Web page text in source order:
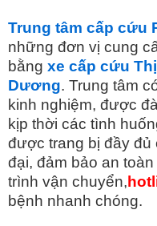
Trung tâm cấp cứu
những đơn vị cung
bằng xe cấp cứu
Dương. Trung tâm
kinh nghiệm, được
kịp thời các tình
được trang bị đầy đủ
đại, đảm bảo an
trình vận chuyển,
bệnh nhanh chóng.